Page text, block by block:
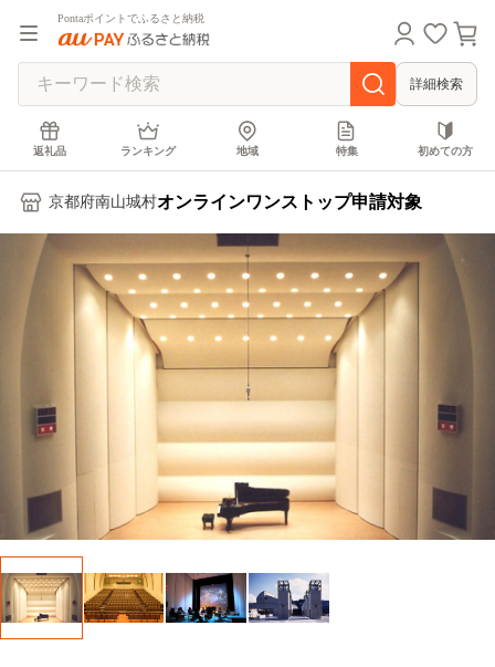
Pontaポイントでふるさと納税
詳細検索
返礼品 ランキング 地域 特集 初めての方
京都府南山城村オンラインワンストップ申請対象